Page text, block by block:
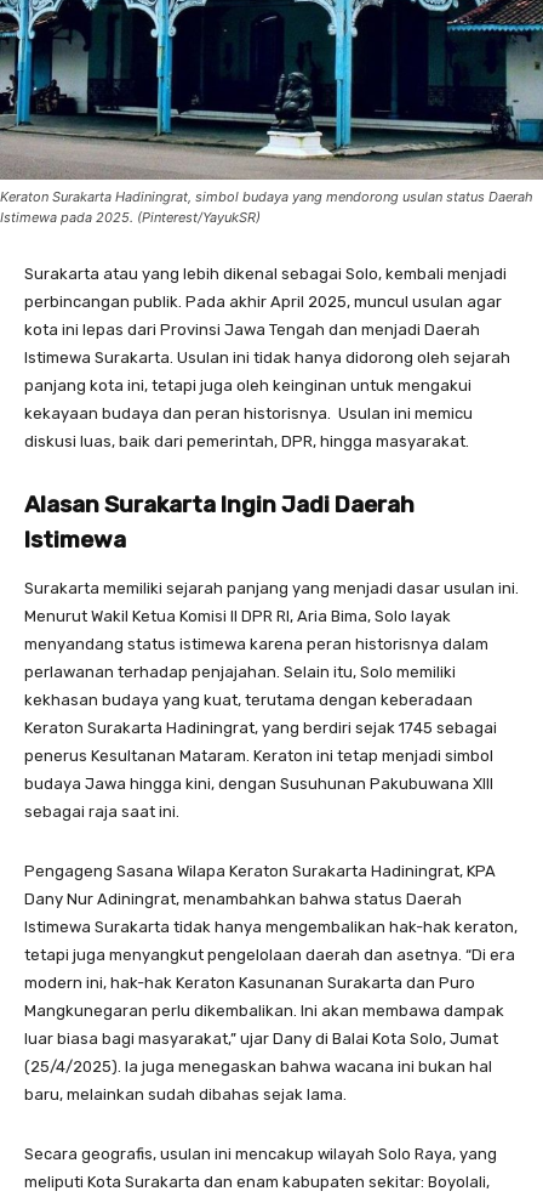
Keraton Surakarta Hadiningrat, simbol budaya yang mendorong usulan status Daerah
Istimewa pada 2025. (Pinterest/YayukSR)
Surakarta atau yang lebih dikenal sebagai Solo, kembali menjadi
perbincangan publik. Pada akhir April 2025, muncul usulan agar
kota ini lepas dari Provinsi Jawa Tengah dan menjadi Daerah
Istimewa Surakarta. Usulan ini tidak hanya didorong oleh sejarah
panjang kota ini, tetapi juga oleh keinginan untuk mengakui
kekayaan budaya dan peran historisnya. Usulan ini memicu
diskusi luas, baik dari pemerintah, DPR, hingga masyarakat.
Alasan Surakarta Ingin Jadi Daerah
Istimewa
Surakarta memiliki sejarah panjang yang menjadi dasar usulan ini.
Menurut Wakil Ketua Komisi II DPR RI, Aria Bima, Solo layak
menyandang status istimewa karena peran historisnya dalam
perlawanan terhadap penjajahan. Selain itu, Solo memiliki
kekhasan budaya yang kuat, terutama dengan keberadaan
Keraton Surakarta Hadiningrat, yang berdiri sejak 1745 sebagai
penerus Kesultanan Mataram. Keraton ini tetap menjadi simbol
budaya Jawa hingga kini, dengan Susuhunan Pakubuwana XIII
sebagai raja saat ini.
Pengageng Sasana Wilapa Keraton Surakarta Hadiningrat, KPA
Dany Nur Adiningrat, menambahkan bahwa status Daerah
Istimewa Surakarta tidak hanya mengembalikan hak-hak keraton,
tetapi juga menyangkut pengelolaan daerah dan asetnya. “Di era
modern ini, hak-hak Keraton Kasunanan Surakarta dan Puro
Mangkunegaran perlu dikembalikan. Ini akan membawa dampak
luar biasa bagi masyarakat,” ujar Dany di Balai Kota Solo, Jumat
(25/4/2025). Ia juga menegaskan bahwa wacana ini bukan hal
baru, melainkan sudah dibahas sejak lama.
Secara geografis, usulan ini mencakup wilayah Solo Raya, yang
meliputi Kota Surakarta dan enam kabupaten sekitar: Boyolali,